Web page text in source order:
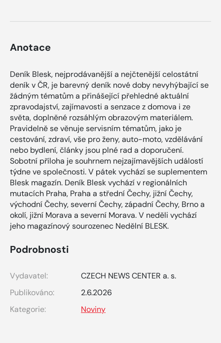
Anotace
Deník Blesk, nejprodávanější a nejčtenější celostátní
deník v ČR, je barevný deník nové doby nevyhýbající se
žádným tématům a přinášející přehledné aktuální
zpravodajství, zajímavosti a senzace z domova i ze
světa, doplněné rozsáhlým obrazovým materiálem.
Pravidelně se věnuje servisním tématům, jako je
cestování, zdraví, vše pro ženy, auto-moto, vzdělávání
nebo bydlení, články jsou plné rad a doporučení.
Sobotní příloha je souhrnem nejzajímavějších událostí
týdne ve společnosti. V pátek vychází se suplementem
Blesk magazín. Deník Blesk vychází v regionálních
mutacích Praha, Praha a střední Čechy, jižní Čechy,
východní Čechy, severní Čechy, západní Čechy, Brno a
okolí, jižní Morava a severní Morava. V neděli vychází
jeho magazínový sourozenec Nedělní BLESK.
Podrobnosti
Vydavatel:
CZECH NEWS CENTER a. s.
Publikováno:
2.6.2026
Kategorie:
Noviny